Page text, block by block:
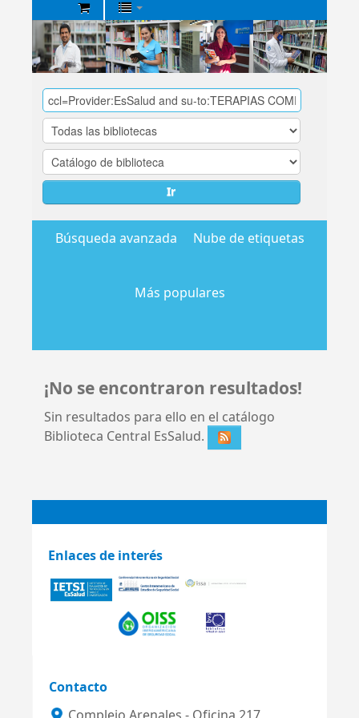
Biblioteca
Central
EsSalud
Ir
Búsqueda avanzada Nube de etiquetas
Más populares
¡No se encontraron resultados!
Sin resultados para ello en el catálogo
Biblioteca Central EsSalud.
Enlaces de interés
Contacto